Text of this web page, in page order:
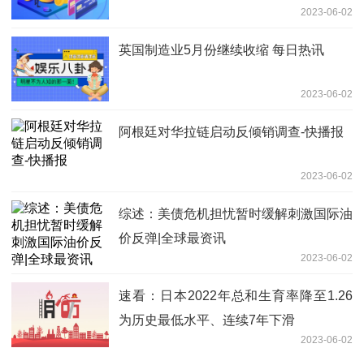
2023-06-02
英国制造业5月份继续收缩 每日热讯
2023-06-02
阿根廷对华拉链启动反倾销调查-快播报
2023-06-02
综述：美债危机担忧暂时缓解刺激国际油
价反弹|全球最资讯
2023-06-02
速看：日本2022年总和生育率降至1.26
为历史最低水平、连续7年下滑
2023-06-02